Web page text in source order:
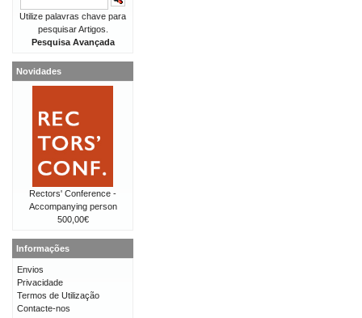
Utilize palavras chave para
pesquisar Artigos.
Pesquisa Avançada
Novidades
Rectors' Conference -
Accompanying person
500,00€
Informações
Envios
Privacidade
Termos de Utilização
Contacte-nos